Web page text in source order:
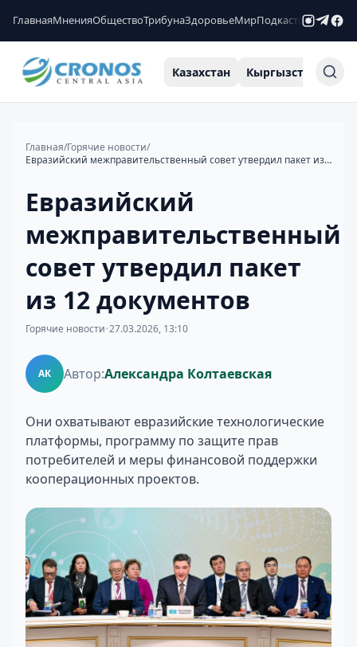
ГлавнаяМненияОбществоТрибунаЗдоровьеМирПодкастыРейтинги
Казахстан Кыргызстан
Главная/Горячие новости/
Евразийский межправительственный совет утвердил пакет из 12 документов
Евразийский
межправительственный
совет утвердил пакет
из 12 документов
Горячие новости•27.03.2026, 13:10
АК Автор:Александра Колтаевская
Они охватывают евразийские технологические
платформы, программу по защите прав
потребителей и меры финансовой поддержки
кооперационных проектов.